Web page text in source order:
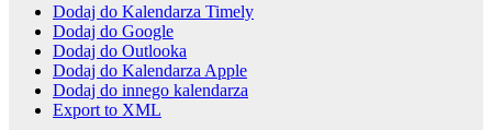
Dodaj do Kalendarza Timely
Dodaj do Google
Dodaj do Outlooka
Dodaj do Kalendarza Apple
Dodaj do innego kalendarza
Export to XML